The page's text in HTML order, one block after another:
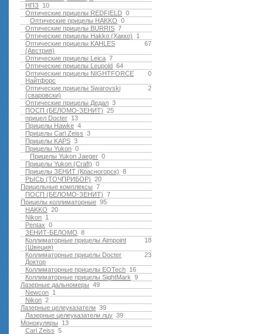
10
НПЗ
0
Оптические прицелы REDFIELD
0
Оптические прицелы HAKKO
7
Оптические прицелы BURRIS
1
Оптические прицелы Hakko (Хакко)
67
Оптические прицелы KAHLES
(Австрия)
7
Оптические прицелы Leica
64
Оптические прицелы Leupold
0
Оптические прицелы NIGHTFORCE
Найтфорс
2
Оптические прицелы Swarovski
(сваровски)
3
Оптические прицелы Дедал
25
ПОСП (БЕЛОМО-ЗЕНИТ)
13
прицел Docter
4
Прицелы Hawke
3
Прицелы Carl Zeiss
3
Прицелы KAPS
0
Прицелы Yukon
0
Прицелы Yukon Jaeger
0
Прицелы Yukon (Craft)
8
Прицелы ЗЕНИТ (Красногорск)
20
РЫСЬ (ТОЧПРИБОР)
7
Прицельные комплексы
7
ПОСП (БЕЛОМО-ЗЕНИТ)
95
Прицелы коллиматорные
20
HAKKO
1
Nikon
0
Pentax
8
ЗЕНИТ-БЕЛОМО
18
Коллиматорные прицелы Aimpoint
(Швеция)
23
Коллиматорные прицелы Docter
Доктор
16
Коллиматорные прицелы EOTech
9
Коллиматорные прицелы SightMark
49
Лазерные дальномеры
1
Newcon
2
Nikon
39
Лазерные целеуказатели
39
Лазерные целеуказатели лцу
13
Монокуляры
5
Carl Zeiss